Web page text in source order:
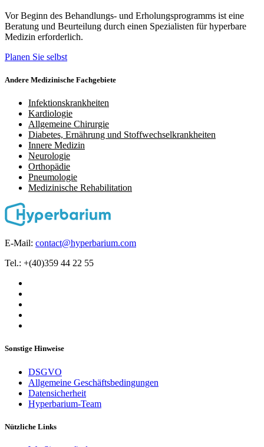
Vor Beginn des Behandlungs- und Erholungsprogramms ist eine
Beratung und Beurteilung durch einen Spezialisten für hyperbare
Medizin erforderlich.
Planen Sie selbst
Andere Medizinische Fachgebiete
Infektionskrankheiten
Kardiologie
Allgemeine Chirurgie
Diabetes, Ernährung und Stoffwechselkrankheiten
Innere Medizin
Neurologie
Orthopädie
Pneumologie
Medizinische Rehabilitation
E-Mail: contact@hyperbarium.com
Tel.: +(40)359 44 22 55
Sonstige Hinweise
DSGVO
Allgemeine Geschäftsbedingungen
Datensicherheit
Hyperbarium-Team
Nützliche Links